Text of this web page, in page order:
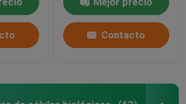
de
Contacto